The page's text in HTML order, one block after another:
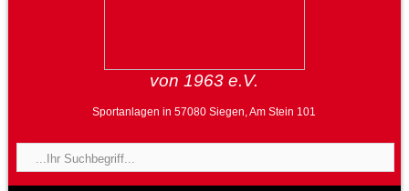
von 1963 e.V.
Sportanlagen in 57080 Siegen, Am Stein 101